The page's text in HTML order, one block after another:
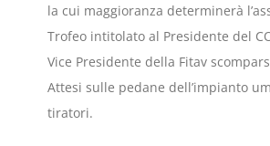
la cui maggioranza determinerà
Trofeo intitolato al Presidente del
Vice Presidente della Fitav
Attesi sulle pedane dell’impianto
tiratori.